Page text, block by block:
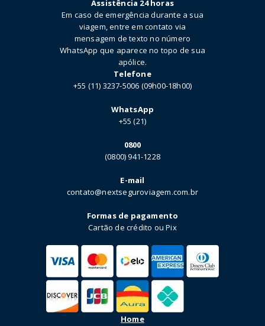
Assistência 24 horas
Em caso de emergência durante a sua
viagem, entre em contato via
mensagem de texto no número
WhatsApp que aparece no topo de sua
apólice.
Telefone
+55 (11) 3237-5006 (09h00-18h00)
WhatsApp
+55 (21)
0800
(0800) 941-1228
E-mail
contato@nextseguroviagem.com.br
Formas de pagamento
Cartão de crédito ou Pix
Home